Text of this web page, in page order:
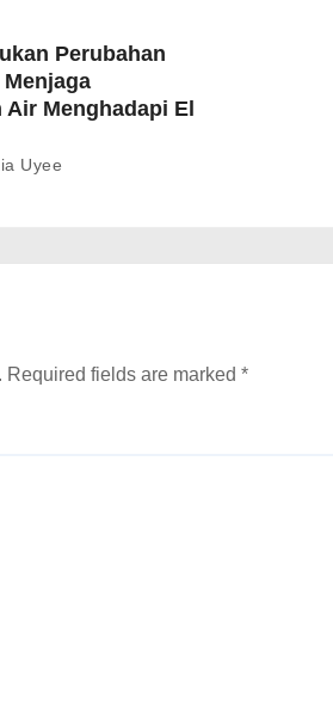
Perubahan
Air Menghadapi El
Uyee
Required fields are marked *